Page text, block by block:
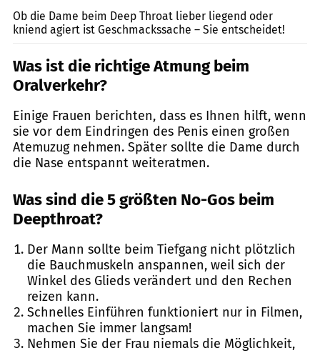
Ob die Dame beim Deep Throat lieber liegend oder
kniend agiert ist Geschmackssache – Sie entscheidet!
Was ist die richtige Atmung beim
Oralverkehr?
Einige Frauen berichten, dass es Ihnen hilft, wenn
sie vor dem Eindringen des Penis einen großen
Atemuzug nehmen. Später sollte die Dame durch
die Nase entspannt weiteratmen.
Was sind die 5 größten No-Gos beim
Deepthroat?
Der Mann sollte beim Tiefgang nicht plötzlich
die Bauchmuskeln anspannen, weil sich der
Winkel des Glieds verändert und den Rechen
reizen kann.
Schnelles Einführen funktioniert nur in Filmen,
machen Sie immer langsam!
Nehmen Sie der Frau niemals die Möglichkeit,